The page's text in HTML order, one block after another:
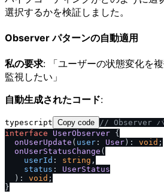
選択するかを検証しました。
Observer パターンの自動適用
私の要求: 「ユーザーの状態変化を
監視したい」
自動生成されたコード:
typescript Copy code // Observer パ
interface
UserObserver {
onUserUpdate ( user : User ): void ;
onUserStatusChange (
userId : string ,
status : UserStatus
  ):
void ;
}